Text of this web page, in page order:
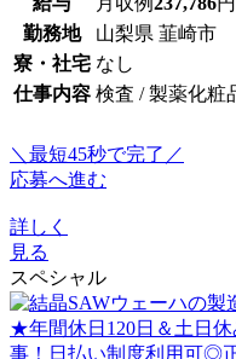
勤務地
山梨県 韮崎市
寮・社宅 なし
仕事内容 検査 / 製薬化粧
＼最短45秒で完了／
応募へ進む
詳しく
見る
スペシャル